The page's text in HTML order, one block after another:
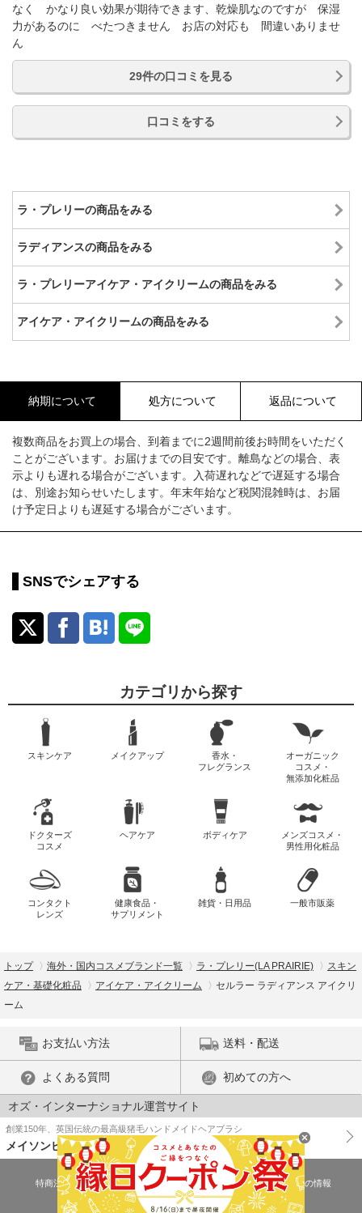
なく かなり良い効果が期待できます、乾燥肌なのですが 保湿
力があるのに べたつきません お店の対応も 間違いありませ
ん
29件の口コミを見る
口コミをする
ラ・プレリーの商品をみる
ラディアンスの商品をみる
ラ・プレリーアイケア・アイクリームの商品をみる
アイケア・アイクリームの商品をみる
納期について 処方について 返品について
複数商品をお買上の場合、到着までに2週間前後お時間をいただく
ことがございます。お届けまでの目安です。離島などの場合、表
示よりも遅れる場合がございます。入荷遅れなどで遅延する場合
は、別途お知らせいたします。年末年始など税関混雑時は、お届
け予定日よりも遅延する場合がございます。
SNSでシェアする
カテゴリから探す
スキンケア メイクアップ
香水・
フレグランス
オーガニック
コスメ・
無添加化粧品
ドクターズ
コスメ
ヘアケア ボディケア
メンズコスメ・
男性用化粧品
コンタクト
レンズ
健康食品・
サプリメント
雑貨・日用品 一般市販薬
トップ 海外・国内コスメブランド一覧 ラ・プレリー(LA PRAIRIE)
スキン
ケア・基礎化粧品
アイケア・アイクリーム
セルラー ラディアンス アイクリ
ーム
お支払い方法 送料・配送
よくある質問 初めての方へ
オズ・インターナショナル運営サイト
創業150年、英国伝統の最高級猪毛ハンドメイドヘアブラシ
メイソンピアソン
特商法に基づく表示 プライバシーポリシー
医薬品販売許可証の情報
ご利用規約
PC版で表示